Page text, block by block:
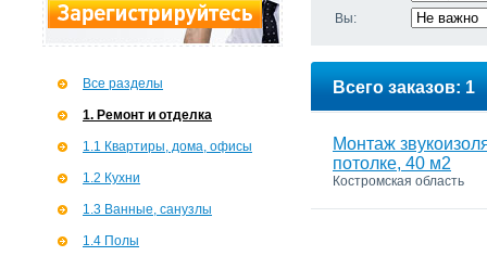
Все разделы
1. Ремонт и отделка
1.1 Квартиры, дома, офисы
1.2 Кухни
1.3 Ванные, санузлы
1.4 Полы
Вы:
Всего заказов: 1
Монтаж
потолке, 40 м2
Костромская область